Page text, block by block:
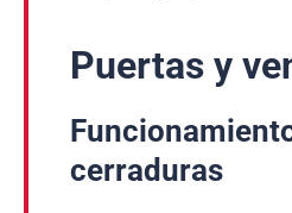
Puertas y
cerraduras